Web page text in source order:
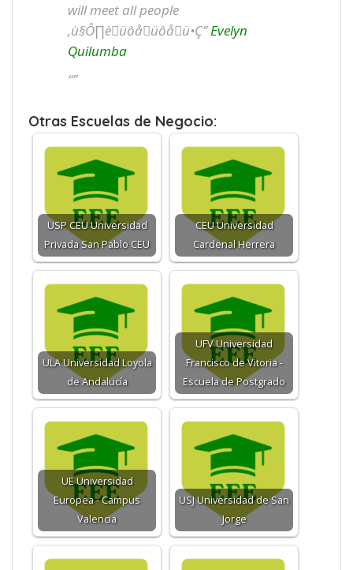
will meet all people
‚ù§Ô∏èüôåüôåü•Ç”Evelyn
Quilumba
“”
Otras Escuelas de Negocio:
USP CEU Universidad
Privada San Pablo CEU
CEU Universidad
Cardenal Herrera
ULA Universidad Loyola
de Andalucía
UFV Universidad
Francisco de Vitoria -
Escuela de Postgrado
UE Universidad
Europea - Campus
Valencia
USJ Universidad de San
Jorge